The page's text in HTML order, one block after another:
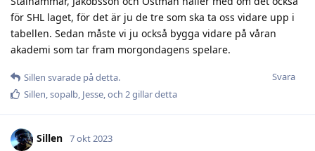
för SHL laget, för det är ju de tre som ska ta oss vidare upp i
tabellen. Sedan måste vi ju också bygga vidare på våran
akademi som tar fram morgondagens spelare.
Svara
Sillen svarade på detta.
Sillen,sopalb, Jesse, och 2gillar detta
Sillen 7 okt 2023